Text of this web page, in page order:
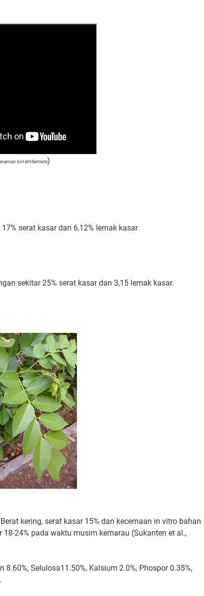
turi idnfarmers)
serat kasar dan 6,12% lemak kasar
sekitar 25% serat kasar dan 3,15 lemak kasar.
kering, serat kasar 15% dan kecernaan in vitro bahan
24% pada waktu musim kemarau (Sukanten et al.,
8.60%, Selulosa11.50%, Kalsium 2.0%, Phospor 0.35%,